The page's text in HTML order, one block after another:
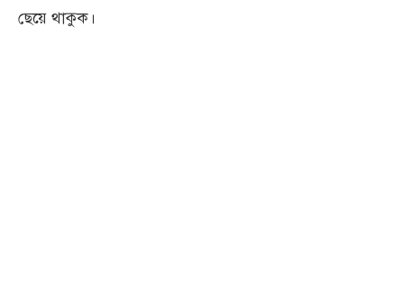
ছেয়ে থাকুক।